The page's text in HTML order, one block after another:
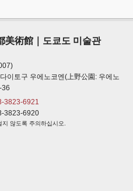
美術館｜도쿄도 미술관
이토구 우에노코엔(上野公園: 우에노
36
3823-6921
3823-6920
않도록 주의하십시오.